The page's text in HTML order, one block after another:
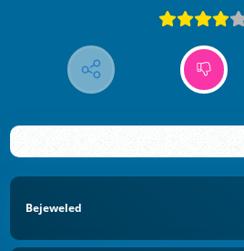
Bejeweled